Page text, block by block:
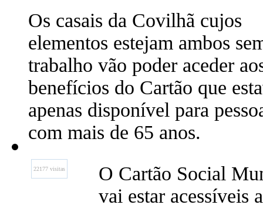
Os casais da Covilhã cujos
elementos estejam ambos
trabalho vão poder aceder
benefícios do Cartão que
apenas disponível para
com mais de 65 anos.
22177 visitas
O Cartão Social
vai estar acessíveis